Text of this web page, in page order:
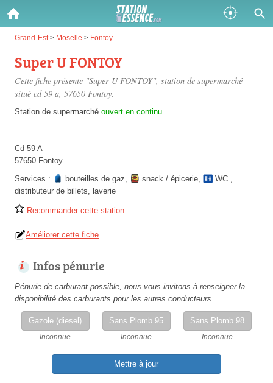
Grand-Est > Moselle > Fontoy
Super U FONTOY
Cette fiche présente "Super U FONTOY", station de supermarché
situé cd 59 a, 57650 Fontoy.
Station de supermarché ouvert en continu
Cd 59 A
57650 Fontoy
Services :
bouteilles de gaz, snack / épicerie, WC ,
distributeur de billets, laverie
Recommander cette station
Améliorer cette fiche
Infos pénurie
Pénurie de carburant possible, nous vous invitons à renseigner la
disponibilité des carburants pour les autres conducteurs.
Gazole (diesel)
Inconnue
Sans Plomb 95
Inconnue
Sans Plomb 98
Inconnue
Mettre à jour
Gazole :
Disponible
SP 98 :
Disponible